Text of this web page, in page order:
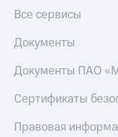
Все сервисы
Документы
Документы ПАО
Сертификаты
Правовая